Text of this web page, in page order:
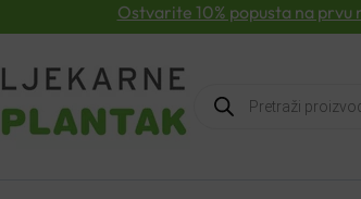
Ostvarite 10% popusta na prvu
Products
search